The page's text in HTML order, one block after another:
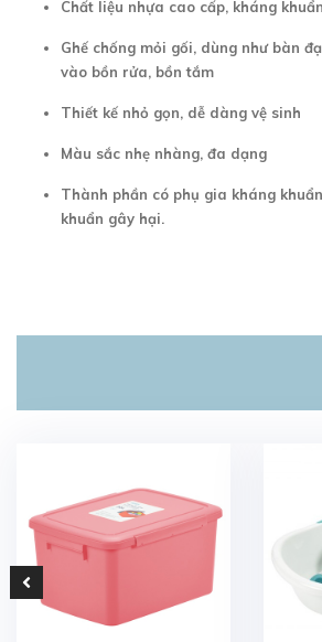
Chất liệu nhựa cao cấp, kháng
Ghế chống mỏi gối, dùng như bàn
vào bồn rửa, bồn tắm
Thiết kế nhỏ gọn, dễ dàng vệ sinh
Màu sắc nhẹ nhàng, đa dạng
Thành phần có phụ gia kháng
khuẩn gây hại.